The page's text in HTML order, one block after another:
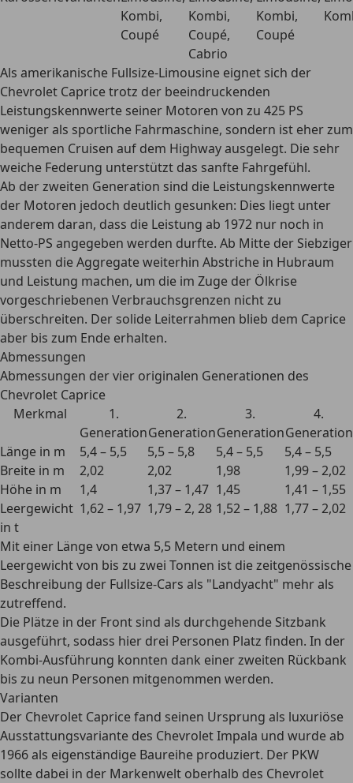
Kombi,
Coupé
Kombi,
Coupé,
Cabrio
Kombi,
Coupé
Als amerikanische Fullsize-Limousine eignet sich der
Chevrolet Caprice trotz der beeindruckenden
Leistungskennwerte seiner Motoren von zu 425 PS
weniger als sportliche Fahrmaschine, sondern ist eher zum
bequemen Cruisen auf dem Highwayausgelegt. Die sehr
weiche Federung unterstützt das sanfte Fahrgefühl.
Ab der zweiten Generation sind die Leistungskennwerte
der Motoren jedoch deutlich gesunken: Dies liegt unter
anderem daran, dass die Leistung ab 1972 nur noch in
Netto-PS angegeben werden durfte. Ab Mitte der Siebziger
mussten die Aggregate weiterhin Abstriche in Hubraum
und Leistung machen, um die im Zuge der Ölkrise
vorgeschriebenen Verbrauchsgrenzen nicht zu
überschreiten. Der solide Leiterrahmen blieb dem Caprice
aber bis zum Ende erhalten.
Abmessungen
Abmessungen der vier originalen Generationen des
Chevrolet Caprice
Merkmal
1.
Generation
2.
Generation
3.
Generation
4.
Generation
Länge in m
5,4 – 5,5 5,5 – 5,8 5,4 – 5,5
5,4 – 5,5
Breite in m
2,02 2,02 1,98
1,99 – 2,02
Höhe in m
1,4 1,37 – 1,47 1,45
1,41 – 1,55
Leergewicht
in t
1,62 – 1,97 1,79 – 2, 28 1,52 – 1,88 1,77 – 2,02
Mit einer Länge von etwa 5,5 Metern und einem
Leergewicht von bis zu zwei Tonnen ist die zeitgenössische
Beschreibung der Fullsize-Cars als "Landyacht" mehr als
zutreffend.
Die Plätze in der Front sind als durchgehende Sitzbank
ausgeführt, sodass hier drei Personen Platz finden. In der
Kombi-Ausführung konnten dank einer zweiten Rückbank
bis zu neun Personen mitgenommen werden.
Varianten
Der Chevrolet Caprice fand seinen Ursprung als luxuriöse
Ausstattungsvariante des Chevrolet Impala und wurdeab
1966 als eigenständige Baureihe produziert. Der PKW
sollte dabei in der Markenwelt oberhalb des Chevrolet